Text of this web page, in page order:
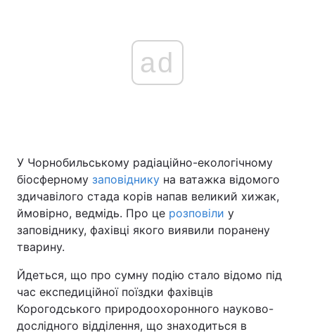
ad
У Чорнобильському радіаційно-екологічному
біосферному заповіднику на ватажка відомого
здичавілого стада корів напав великий хижак,
ймовірно, ведмідь. Про це розповіли у
заповіднику, фахівці якого виявили поранену
тварину.
Йдеться, що про сумну подію стало відомо під
час експедиційної поїздки фахівців
Корогодського природоохоронного науково-
дослідного відділення, що знаходиться в